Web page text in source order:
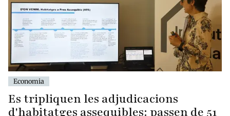
Economia
Es tripliquen les adjudicacions
d'habitatges assequibles: passen de 51